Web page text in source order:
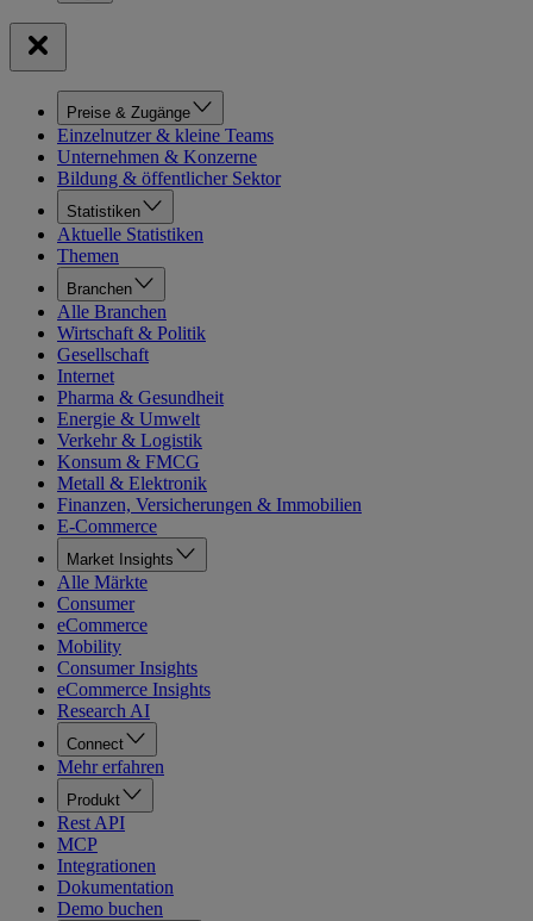
Preise & Zugänge
Einzelnutzer & kleine Teams
Unternehmen & Konzerne
Bildung & öffentlicher Sektor
Statistiken
Aktuelle Statistiken
Themen
Branchen
Alle Branchen
Wirtschaft & Politik
Gesellschaft
Internet
Pharma & Gesundheit
Energie & Umwelt
Verkehr & Logistik
Konsum & FMCG
Metall & Elektronik
Finanzen, Versicherungen & Immobilien
E-Commerce
Market Insights
Alle Märkte
Consumer
eCommerce
Mobility
Consumer Insights
eCommerce Insights
Research AI
Connect
Mehr erfahren
Produkt
Rest API
MCP
Integrationen
Dokumentation
Demo buchen